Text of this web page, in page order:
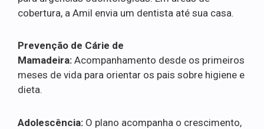
cobertura, a Amil envia um dentista até sua casa.
Prevenção de Cárie de
Mamadeira: Acompanhamento desde os primeiros
meses de vida para orientar os pais sobre higiene e
dieta.
Adolescência: O plano acompanha o crescimento,